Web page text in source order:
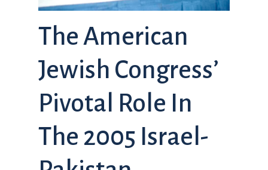
The American
Jewish Congress’
Pivotal Role In
The 2005 Israel-